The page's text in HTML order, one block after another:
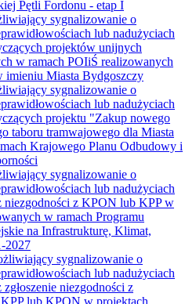
Pętli Fordonu - etap I
sygnalizowanie o
lub nadużyciach
projektów unijnych
w ramach POIiŚ realizowanych
Miasta Bydgoszczy
sygnalizowanie o
lub nadużyciach
projektu "Zakup nowego
taboru tramwajowego dla Miasta
Krajowego Planu Odbudowy i
sygnalizowanie o
lub nadużyciach
niezgodności z KPON lub KPP w
w ramach Programu
na Infrastrukturę, Klimat,
2027
sygnalizowanie o
lub nadużyciach
niezgodności z
lub KPON w projektach